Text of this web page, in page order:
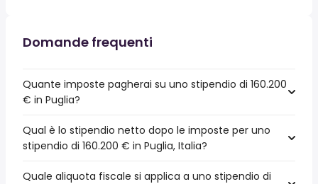
Domande frequenti
Quante imposte pagherai su uno stipendio di 160.200
€ in Puglia?
Qual è lo stipendio netto dopo le imposte per uno
stipendio di 160.200 € in Puglia, Italia?
Quale aliquota fiscale si applica a uno stipendio di